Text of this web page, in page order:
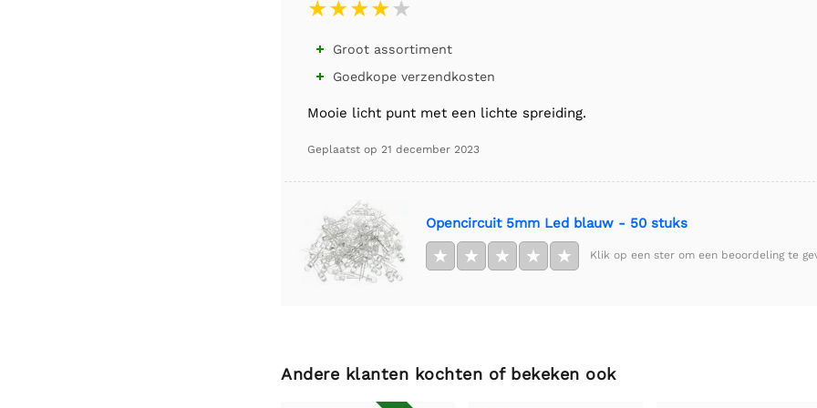
 Groot assortiment
 Goedkope verzendkosten
Mooie licht punt met een lichte spreiding.
Geplaatst op 21 december 2023
Opencircuit 5mm Led blauw - 50 stuks
★ ★ ★ ★ ★ Klik op een ster om een beoordeling te
Andere klanten kochten of bekeken ook